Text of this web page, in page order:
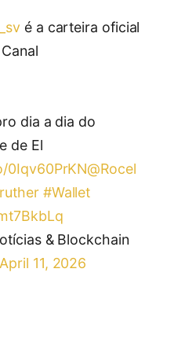
é a carteira oficial
dia a dia do
de El
0Iqv60PrKN@Rocel
#Wallet
& Blockchain
April 11, 2026